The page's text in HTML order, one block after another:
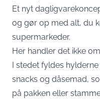
Et nyt
og gør op med alt, du
supermarkeder.
Her handler det ikke
I stedet fyldes
snacks og dåsemad,
på pakken eller